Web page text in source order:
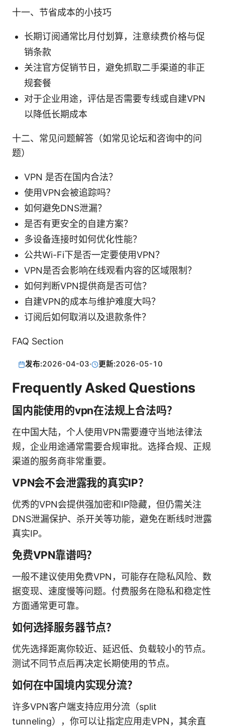
十一、节省成本的小技巧
长期订阅通常比月付划算，注意续费价格与促
销条款
关注官方促销节日，避免抓取二手渠道的非正
规套餐
对于企业用途，评估是否需要专线或自建VPN
以降低长期成本
十二、常见问题解答（如常见论坛和咨询中的问
题）
VPN 是否在国内合法？
使用VPN会被追踪吗？
如何避免DNS泄漏？
是否有更安全的自建方案？
多设备连接时如何优化性能？
公共Wi-Fi下是否一定要使用VPN？
VPN是否会影响在线观看内容的区域限制？
如何判断VPN提供商是否可信？
自建VPN的成本与维护难度大吗？
订阅后如何取消以及退款条件？
FAQ Section
发布:2026-04-03· 更新:2026-05-10
Frequently Asked Questions
国内能使用的vpn在法规上合法吗？
在中国大陆，个人使用VPN需要遵守当地法律法
规，企业用途通常需要合规审批。选择合规、正规
渠道的服务商非常重要。
VPN会不会泄露我的真实IP？
优秀的VPN会提供强加密和IP隐藏，但仍需关注
DNS泄漏保护、杀开关等功能，避免在断线时泄露
真实IP。
免费VPN靠谱吗？
一般不建议使用免费VPN，可能存在隐私风险、数
据变现、速度慢等问题。付费服务在隐私和稳定性
方面通常更可靠。
如何选择服务器节点？
优先选择距离你较近、延迟低、负载较小的节点。
测试不同节点后再决定长期使用的节点。
如何在中国境内实现分流？
许多VPN客户端支持应用分流（split
tunneling），你可以让指定应用走VPN，其余直